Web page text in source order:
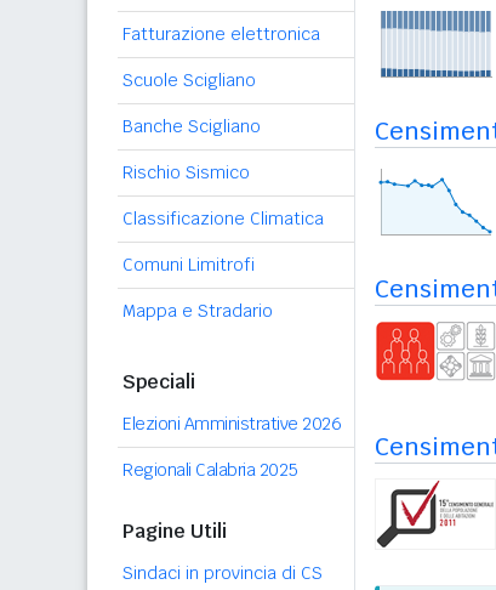
Fatturazione elettronica
Scuole Scigliano
Banche Scigliano
Rischio Sismico
Classificazione Climatica
Comuni Limitrofi
Mappa e Stradario
Speciali
Elezioni Amministrative 2026
Regionali Calabria 2025
Pagine Utili
Sindaci in provincia di CS